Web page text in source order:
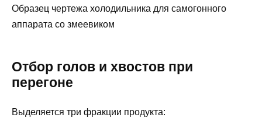
Образец чертежа холодильника для самогонного
аппарата со змеевиком
Отбор голов и хвостов при
перегоне
Выделяется три фракции продукта: